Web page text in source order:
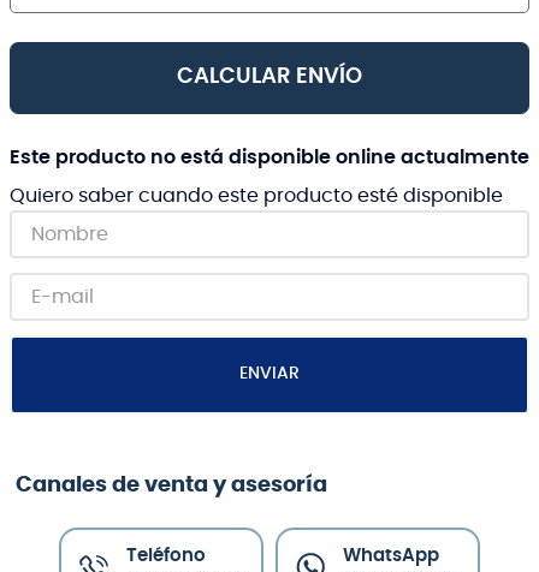
CALCULAR ENVÍO
Este producto no está disponible online actualmente
Quiero saber cuando este producto esté disponible
ENVIAR
Canales de venta y asesoría
Teléfono WhatsApp